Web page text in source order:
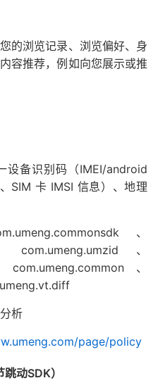
的浏览记录、浏览偏好、身
容推荐，例如向您展示或推
设备识别码（IMEI/android
SIM 卡 IMSI 信息）、地理
、
com.umeng.umzid、
、
析
page/policy
动SDK）